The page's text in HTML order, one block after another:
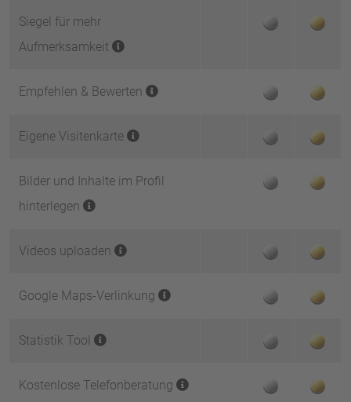
Siegel für mehr
Aufmerksamkeit
Empfehlen & Bewerten
Eigene Visitenkarte
Bilder und Inhalte im Profil
hinterlegen
Videos uploaden
Google Maps-Verlinkung
Statistik Tool
Kostenlose Telefonberatung